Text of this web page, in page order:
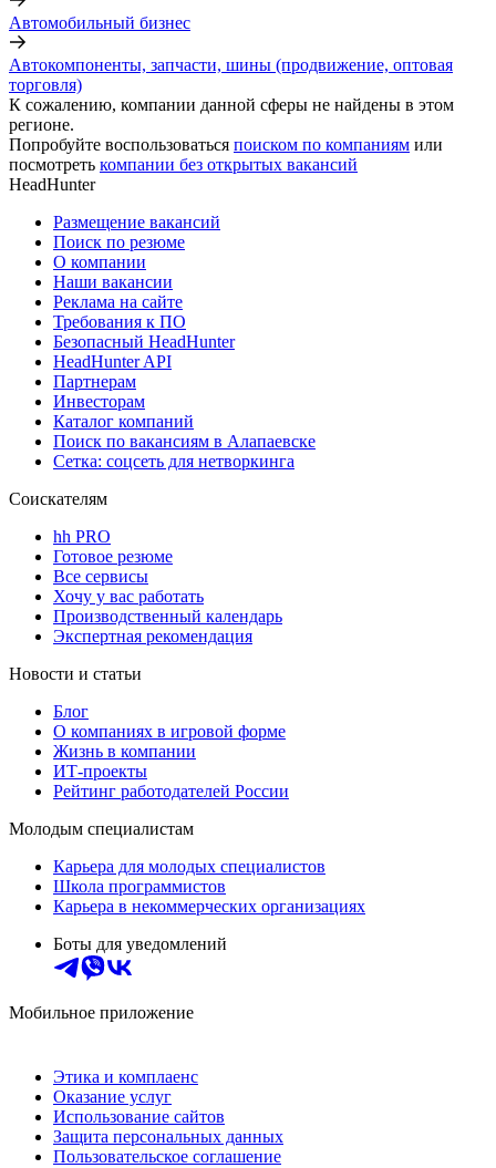
Автомобильный бизнес
Автокомпоненты, запчасти, шины (продвижение, оптовая
торговля)
К сожалению, компании данной сферы не найдены в этом
регионе.
Попробуйте воспользоваться поиском по компаниям или
посмотреть компании без открытых вакансий
HeadHunter
Размещение вакансий
Поиск по резюме
О компании
Наши вакансии
Реклама на сайте
Требования к ПО
Безопасный HeadHunter
HeadHunter API
Партнерам
Инвесторам
Каталог компаний
Поиск по вакансиям в Алапаевске
Сетка: соцсеть для нетворкинга
Соискателям
hh PRO
Готовое резюме
Все сервисы
Хочу у вас работать
Производственный календарь
Экспертная рекомендация
Новости и статьи
Блог
О компаниях в игровой форме
Жизнь в компании
ИТ-проекты
Рейтинг работодателей России
Молодым специалистам
Карьера для молодых специалистов
Школа программистов
Карьера в некоммерческих организациях
Боты для уведомлений
Мобильное приложение
Этика и комплаенс
Оказание услуг
Использование сайтов
Защита персональных данных
Пользовательское соглашение